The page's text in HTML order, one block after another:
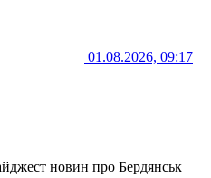
01.08.2026, 09:17
новин про Бердянськ